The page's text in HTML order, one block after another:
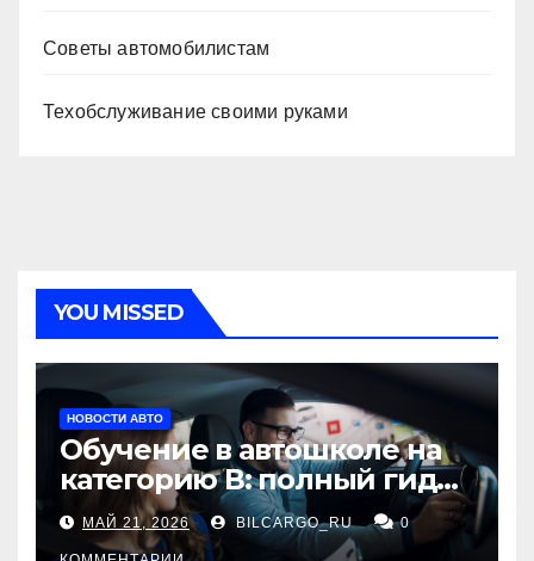
Советы автомобилистам
Техобслуживание своими руками
YOU MISSED
НОВОСТИ АВТО
Обучение в автошколе на
категорию В: полный гид
для будущих водителей
МАЙ 21, 2026 BILCARGO_RU 0